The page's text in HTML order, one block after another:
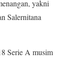
yakni
Salernitana
Serie A musim